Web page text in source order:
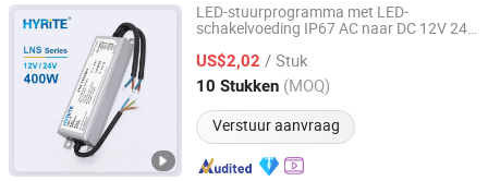
LED-stuurprogramma met LED-
schakelvoeding IP67 AC naar DC 12V 24V
Verlichtings transformator
US$2,02 / Stuk
10 Stukken (MOQ)
Verstuur aanvraag
Hyrite Lighting Co.
Guangdong, China Sinds 2014